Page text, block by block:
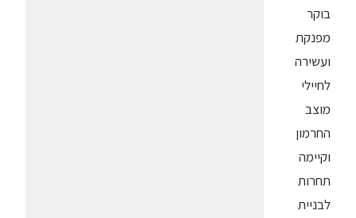
בוקר
מפנקת
ועשירה
לחיילי
מוצב
החרמון
וקיימה
תחרות
לבניית